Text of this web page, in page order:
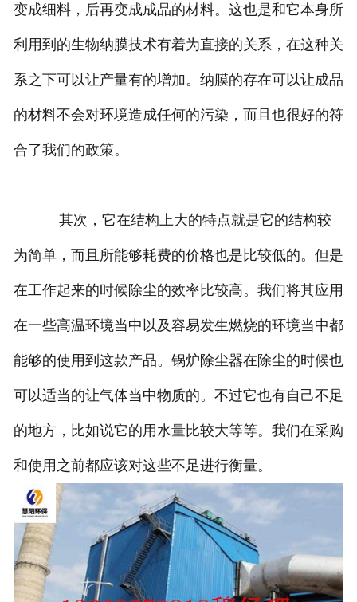
变成细料，后再变成成品的材料。这也是和它本身所
利用到的生物纳膜技术有着为直接的关系，在这种关
系之下可以让产量有的增加。纳膜的存在可以让成品
的材料不会对环境造成任何的污染，而且也很好的符
合了我们的政策。
其次，它在结构上大的特点就是它的结构较
为简单，而且所能够耗费的价格也是比较低的。但是
在工作起来的时候除尘的效率比较高。我们将其应用
在一些高温环境当中以及容易发生燃烧的环境当中都
能够的使用到这款产品。锅炉除尘器在除尘的时候也
可以适当的让气体当中物质的。不过它也有自己不足
的地方，比如说它的用水量比较大等等。我们在采购
和使用之前都应该对这些不足进行衡量。